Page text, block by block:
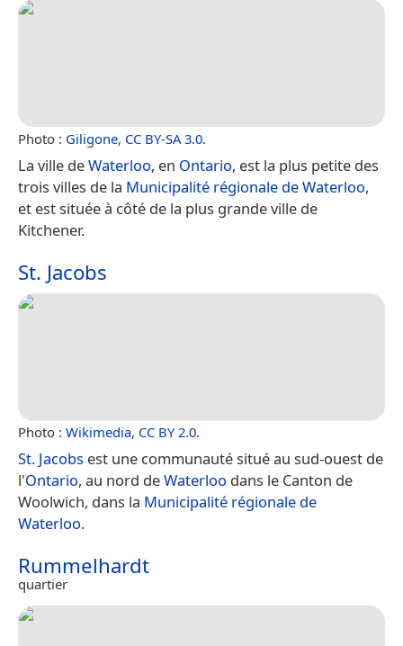
Photo : Giligone, CC BY-SA 3.0.
La ville deWaterloo, en Ontario, est la plus petite des
trois villes de la Municipalité régionale de Waterloo,
et est située à côté de la plus grande ville de
Kitchener.
St. Jacobs
Photo : Wikimedia, CC BY 2.0.
St. Jacobs est une communauté situé au sud-ouest de
l'Ontario, au nord deWaterloo dans le Canton de
Woolwich, dans la Municipalité régionale de
Waterloo.
Rummelhardt
quartier